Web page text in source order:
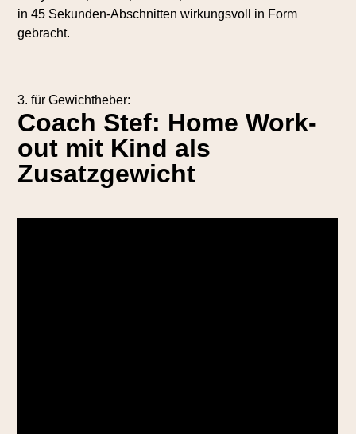
in 45 Sekunden-Abschnitten wirkungsvoll in Form
gebracht.
3. für Gewichtheber:
Coach Stef: Home Work-
out mit Kind als
Zusatzgewicht